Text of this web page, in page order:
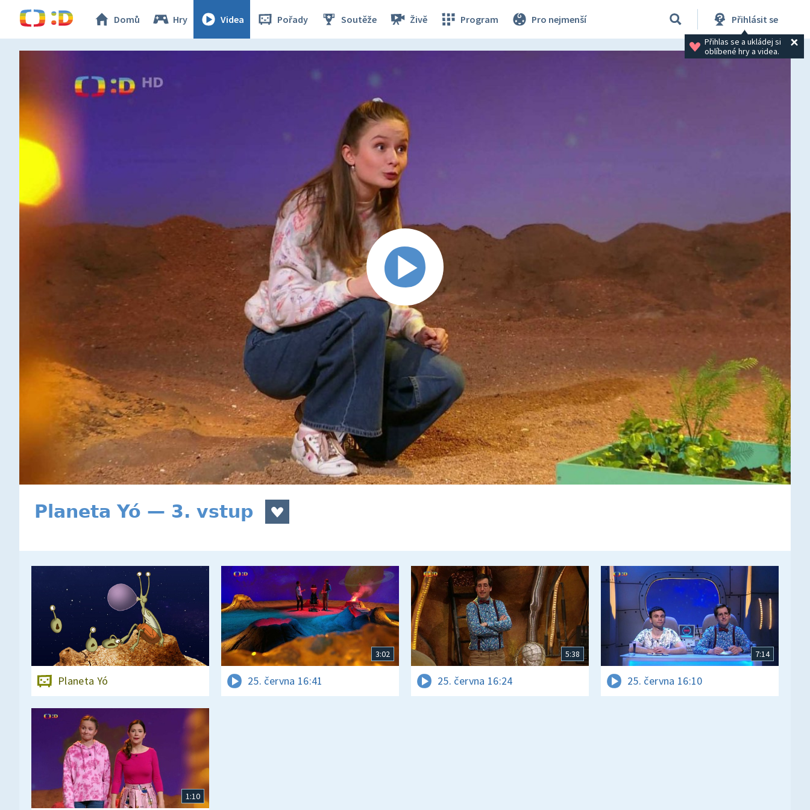
Domů Hry Videa Pořady Soutěže Živě Program Pro nejmenší Přihlásit se
Přihlas se a ukládej si
oblíbené hry a videa.
Planeta Yó — 3. vstup
Planeta Yó
3:02
25. června 16:41
5:38
25. června 16:24
7:14
25. června 16:10
1:10